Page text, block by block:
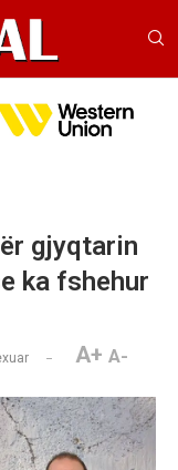
gjyqtarin
ka fshehur
A+ A-